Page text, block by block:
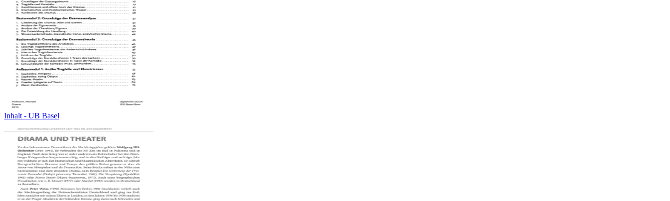
Inhalt - UB Basel